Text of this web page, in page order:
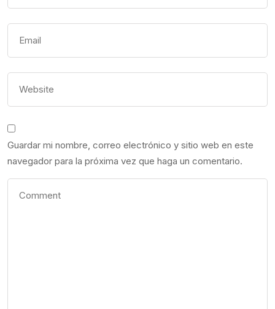
Guardar mi nombre, correo electrónico y sitio web en este
navegador para la próxima vez que haga un comentario.